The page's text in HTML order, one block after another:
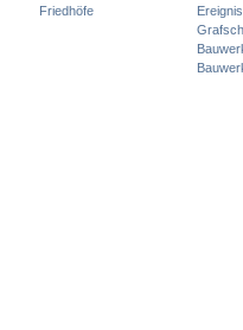
Friedhöfe